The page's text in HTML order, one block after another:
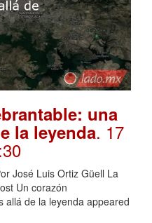
una
la leyenda. 17
José Luis Ortiz Güell La
Un corazón
allá de la leyenda appeared